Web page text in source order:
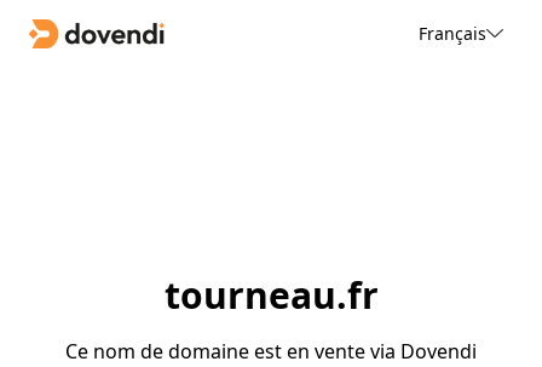
Français
tourneau.fr
Ce nom de domaine est en vente via Dovendi